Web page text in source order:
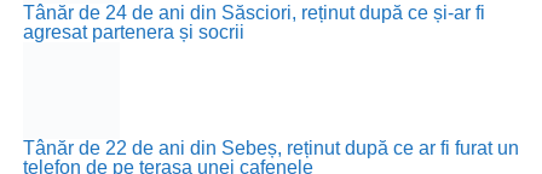
Tânăr de 24 de ani din Săsciori, reținut după ce și-ar fi
agresat partenera și socrii
Tânăr de 22 de ani din Sebeș, reținut după ce ar fi furat un
telefon de pe terasa unei cafenele